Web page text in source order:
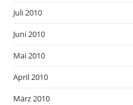
Juli 2010
Juni 2010
Mai 2010
April 2010
März 2010